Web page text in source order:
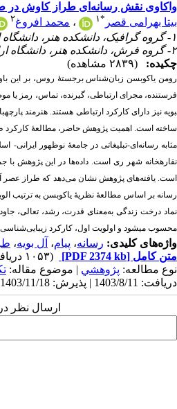
واکاوی نقش رسانه‌ای طراز کاوش در
بیتا بهرامی قصر *۱ ، محمد افروغ۲
۱- گروه گرافیک، دانشکده هنر، دانشگاه اراک، اراک، ایران ،
۲- گروه فرش، دانشکده هنر، دانشگاه اراک، اراک، ایران
چکیده:
(۲۸۳۹ مشاهده)
رومن یاکوبسن زبان‌شناس برجستۀ روس، بر این
مجرای ارتباطی، گیرنده، تماس، رمز یا
بویه نیز دارای کارکرد ارتباطی هستند. هنرمند
ساخته است. اهمیت پژوهش حاضر، مطالعۀ کارکرد
مثابه رسانه‌ای-‌تبلیغاتی در جامعۀ نوظهور
نقاره­خانه شهر ری است. داده‌ها در این پژوهش با
است. یافته‌های پژوهش نشان می‌دهد که طراز عصر
رسانه بر اساس مطالعۀ نظریۀ یاکوبسن به ترتیب
نماد درخت زندگی به‌معنای قدرت، رشد، تعالی،
محسوب می­شود و اولویت اول، کارکرد
واژه‌های کلیدی: رسانه، پیام، آل بویه،
متن کامل [PDF 2374 kb]
(۱۰۵۳ دریافت)
نوع مطالعه: پژوهشي | موضوع مقاله:
دریافت: 1403/8/11 | پذیرش: 1403/11/18 | انتشار: 1403/12/27
ارسال نظر